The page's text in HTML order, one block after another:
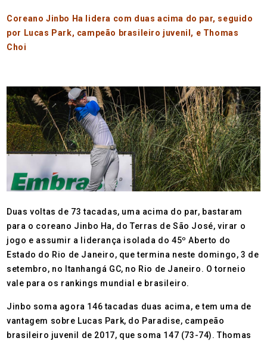
Coreano Jinbo Ha lidera com duas acima do par, seguido
por Lucas Park, campeão brasileiro juvenil, e Thomas
Choi
Duas voltas de 73 tacadas, uma acima do par, bastaram
para o coreano Jinbo Ha, do Terras de São José, virar o
jogo e assumir a liderança isolada do 45º Aberto do
Estado do Rio de Janeiro, que termina neste domingo, 3 de
setembro, no Itanhangá GC, no Rio de Janeiro. O torneio
vale para os rankings mundial e brasileiro.
Jinbo soma agora 146 tacadas duas acima, e tem uma de
vantagem sobre Lucas Park, do Paradise, campeão
brasileiro juvenil de 2017, que soma 147 (73-74). Thomas